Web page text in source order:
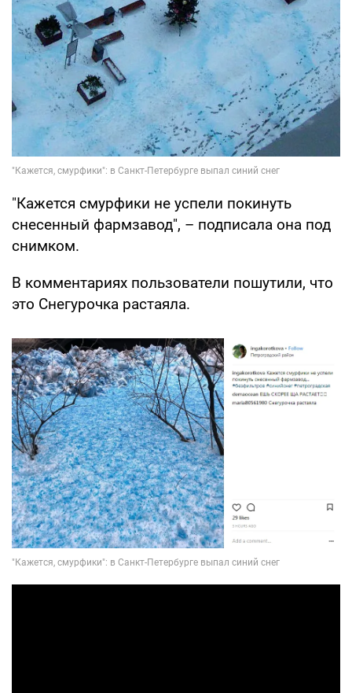
"Кажется смурфики не успели покинуть
снесенный фармзавод", – подписала она под
снимком.
В комментариях пользователи пошутили, что
это Снегурочка растаяла.